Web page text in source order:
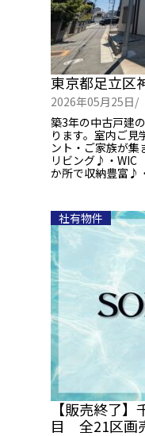
東京都足立
2026年05月25日/
築3年の中古戸建
ります。室内ご見
ント・ご家族が集
リビング♪・WIC
か所で収納豊富♪
社有物件
【販売終了
目 全21区画